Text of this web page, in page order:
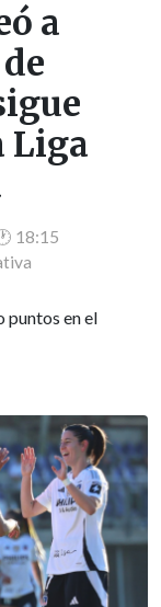
a
Liga
18:15
puntos en el